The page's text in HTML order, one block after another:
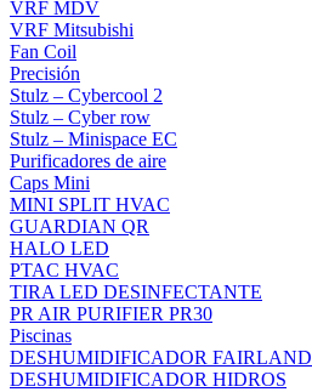
VRF MDV
VRF Mitsubishi
Fan Coil
Precisión
Stulz – Cybercool 2
Stulz – Cyber row
Stulz – Minispace EC
Purificadores de aire
Caps Mini
MINI SPLIT HVAC
GUARDIAN QR
HALO LED
PTAC HVAC
TIRA LED DESINFECTANTE
PR AIR PURIFIER PR30
Piscinas
DESHUMIDIFICADOR FAIRLAND
DESHUMIDIFICADOR HIDROS